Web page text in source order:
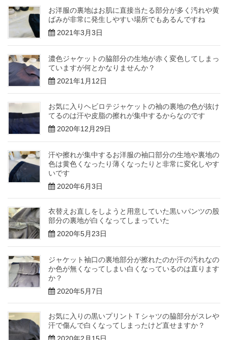
お洋服の裏地はお肌に直接当たる部分が多く汚れや黄
ばみが非常に発生しやすい場所でもあるんですね
2021年3月3日
濃色ジャケットの脇部分の生地が赤く変色してしまっ
ていますが何とかなりませんか？
2021年1月12日
お気に入りヘビロテジャケットの袖の裏地の色が抜け
てるのは汗や皮脂の擦れが集中するからなのです
2020年12月29日
汗や擦れが集中するお洋服の袖口部分の生地や裏地の
色は黄色くなったり薄くなったりと非常に変化しやす
いです
2020年6月3日
衣替えお直しをしようと用意していた黒いパンツの股
部分の裏地が白くなってしまっていた
2020年5月23日
ジャケット袖口の裏地部分が擦れたのか汗の汚れなの
か色が無くなってしまい白くなっているのは直ります
か？
2020年5月7日
お気に入りの黒いプリントＴシャツの脇部分がスレや
汗で傷んで白くなってしまったけど直せますか？
2020年2月15日